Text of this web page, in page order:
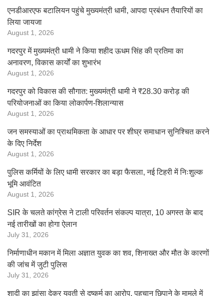
एनडीआरएफ बटालियन पहुंचे मुख्यमंत्री धामी, आपदा प्रबंधन तैयारियों का
लिया जायजा
August 1, 2026
गदरपुर में मुख्यमंत्री धामी ने किया शहीद ऊधम सिंह की प्रतिमा का
अनावरण, विकास कार्यों का शुभारंभ
August 1, 2026
गदरपुर को विकास की सौगात: मुख्यमंत्री धामी ने ₹28.30 करोड़ की
परियोजनाओं का किया लोकार्पण-शिलान्यास
August 1, 2026
जन समस्याओं का प्राथमिकता के आधार पर शीघ्र समाधान सुनिश्चित करने
के दिए निर्देश
August 1, 2026
पुलिस कर्मियों के लिए धामी सरकार का बड़ा फैसला, नई टिहरी में निःशुल्क
भूमि आवंटित
August 1, 2026
SIR के चलते कांग्रेस ने टाली परिवर्तन संकल्प यात्रा, 10 अगस्त के बाद
नई तारीखों का होगा ऐलान
July 31, 2026
निर्माणाधीन मकान में मिला अज्ञात युवक का शव, शिनाख्त और मौत के कारणों
की जांच में जुटी पुलिस
July 31, 2026
शादी का झांसा देकर युवती से दुष्कर्म का आरोप, पहचान छिपाने के मामले में